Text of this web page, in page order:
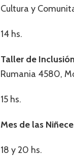
Cultura y
14 hs.
Taller de
Rumania 4580,
15 hs.
Mes de las
18 y 20 hs.